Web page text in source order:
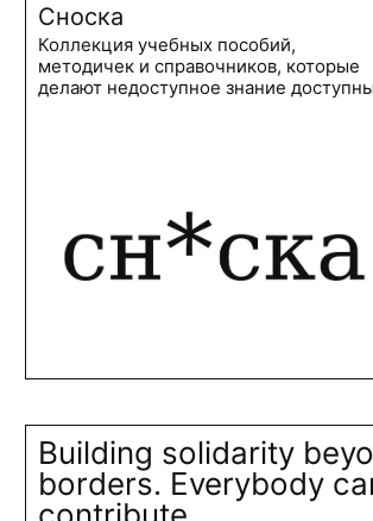
Сноска
Коллекция учебных пособий,
методичек и справочников, которые
делают недоступное знание
Building solidarity
borders. Everybody